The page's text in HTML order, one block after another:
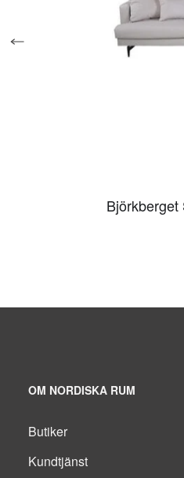
OM NORDISKA RUM
Butiker
Kundtjänst